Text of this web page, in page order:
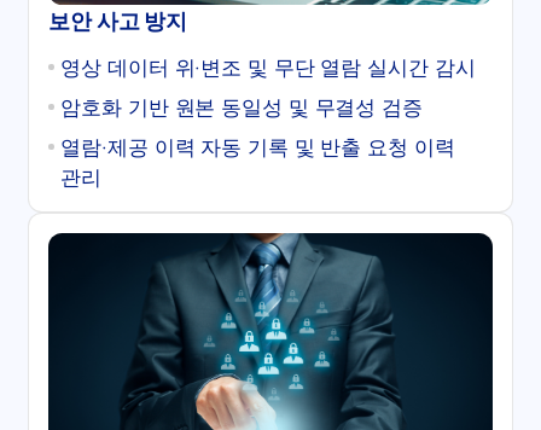
보안 사고 방지
영상 데이터 위·변조 및 무단 열람 실시간 감시
암호화 기반 원본 동일성 및 무결성 검증
열람·제공 이력 자동 기록 및 반출 요청 이력
관리